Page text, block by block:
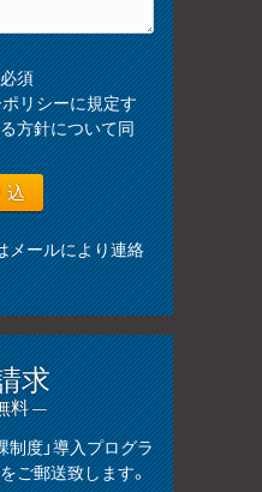
須
リシーに規定す
方針について同
メールにより連絡
求
料 —
制度」導入プログラ
ご郵送致します。